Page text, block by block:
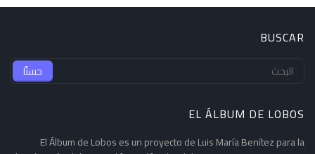
BUSCAR
EL ÁLBUM DE LOBOS
El Álbum de Lobos es un proyecto de Luis María Benítez para la